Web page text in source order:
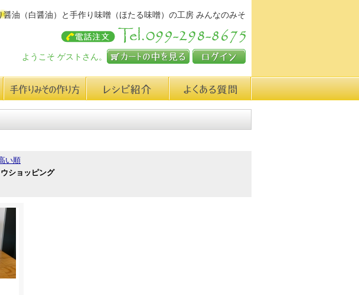
油（白醤油）と手作り味噌（ほたる味噌）の工房 みんなのみそ
ようこそ ゲストさん。
い順
ショッピング